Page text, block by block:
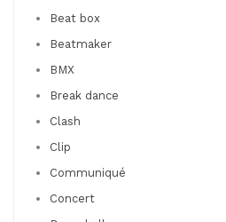
Beat box
Beatmaker
BMX
Break dance
Clash
Clip
Communiqué
Concert